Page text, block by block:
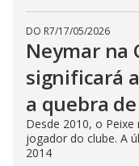
DO R7/17/05/2026
Neymar na
significará
a quebra
Desde 2010, o
jogador do clube. A
2014